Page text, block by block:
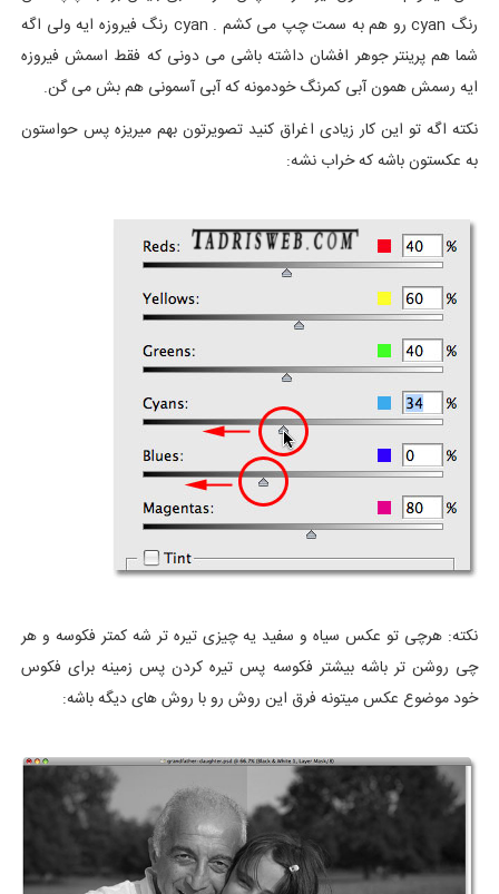
رنگ cyan رو هم به سمت چپ می کشم . cyan رنگ فیروزه ایه ولی اگه
شما هم پرینتر جوهر افشان داشته باشی می دونی که فقط اسمش فیروزه
ایه رسمش همون آبی کمرنگ خودمونه که آبی آسمونی هم بش می گن.
نکته اگه تو این کار زیادی اغراق کنید تصویرتون بهم میریزه پس حواستون
به عکستون باشه که خراب نشه:
نکته: هرچی تو عکس سیاه و سفید یه چیزی تیره تر شه کمتر فکوسه و هر
چی روشن تر باشه بیشتر فکوسه پس تیره کردن پس زمینه برای فکوس
خود موضوع عکس میتونه فرق این روش رو با روش های دیگه باشه: